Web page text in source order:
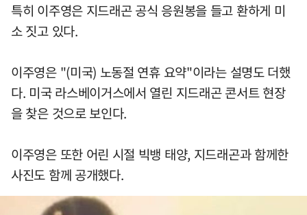
특히 이주영은 지드래곤 공식 응원봉을 들고 환하게 미
소 짓고 있다.
이주영은 "(미국) 노동절 연휴 요약"이라는 설명도 더했
다. 미국 라스베이거스에서 열린 지드래곤 콘서트 현장
을 찾은 것으로 보인다.
이주영은 또한 어린 시절 빅뱅 태양, 지드래곤과 함께한
사진도 함께 공개했다.